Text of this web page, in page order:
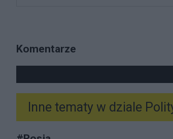
Komentarze
Inne tematy w dziale